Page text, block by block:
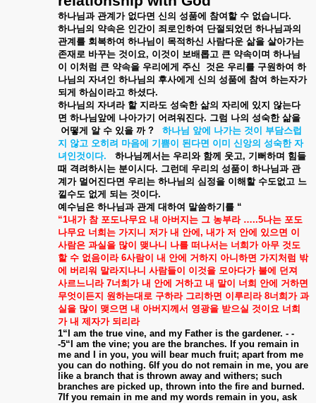
하나님과 관계가 없다면 신의 성품에 참여할 수 없습니다.
하나님의 약속은 인간이 죄로인하여 단절되었던 하나님과의
관계를 회복하여 하나님이 목적하신 사람다운 삶을 살아가는
존재로 바꾸는 것이요, 이것이 보배롭고 큰 약속이며 하나님
이
이처럼 큰 약속을 우리에게 주신 것은 우리를 구원하여 하
나님의 자녀인 하나님의 후사에게 신의 성품에 참여 하는자가
되게 하심이라고 하셨다.
하나님의 자녀라 할 지라도 성숙한 삶의 자리에 있지 않는다
면 하나님앞에 나아가기 어려워진다. 그럼 나의 성숙한 삶을
어떻게 알 수 있을 까 ? 하나님 앞에 나가는 것이
부담스럽
지 않고 오히려 마음에 기쁨이 된다면 이미 신앙의 성숙한 자
녀인것이다. 하나님께서는 우리와 함께 웃고, 기뻐하며 힘들
때 격려하시는 분이시다. 그런데 우리의 성품이 하나님과 관
계가 멀어진다면 우리는 하나님의 심정을 이해할 수도없고 느
낄수도 없게 되는 것이다.
예수님은 하나님과 관계 대하여 말씀하기를 “
“1내가 참 포도나무요 내 아버지는 그 농부라 …..5나는 포도
나무요 너희는 가지니 저가 내 안에 , 내가 저 안에 있으면 이
사람은 과실을 많이 맺나니 나를 떠나서는 너희가 아무 것도
할 수 없음이라6사람이 내 안에 거하지 아니하면 가지처럼 밖
에 버리워 말라지나니 사람들이 이것을 모아다가 불에 던져
사르느니라7너희가 내 안에 거하고 내 말이 너희 안에 거하면
무엇이든지 원하는대로 구하라 그리하면 이루리라8너희가 과
실을 많이 맺으면 내 아버지께서 영광을 받으실 것이요 너희
가 내 제자가 되리라
1“I am the true vine, and my Father is the gardener. - -
-5“I am the vine; you are the branches. If you remain in
me and I in you, you will bear much fruit; apart from me
you can do nothing. 6If you do not remain in me, you are
like a branch that is thrown away and withers; such
branches are picked up, thrown into the fire and burned.
7If you remain in me and my words remain in you, ask